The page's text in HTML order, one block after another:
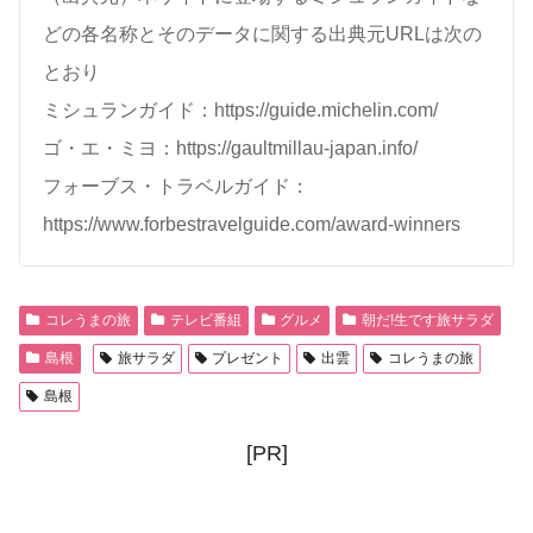
どの各名称とそのデータに関する出典元URLは次の
とおり
ミシュランガイド：https://guide.michelin.com/
ゴ・エ・ミヨ：https://gaultmillau-japan.info/
フォーブス・トラベルガイド：
https://www.forbestravelguide.com/award-winners
コレうまの旅 テレビ番組 グルメ 朝だ!生です旅サラダ
島根 旅サラダ プレゼント 出雲 コレうまの旅
島根
[PR]